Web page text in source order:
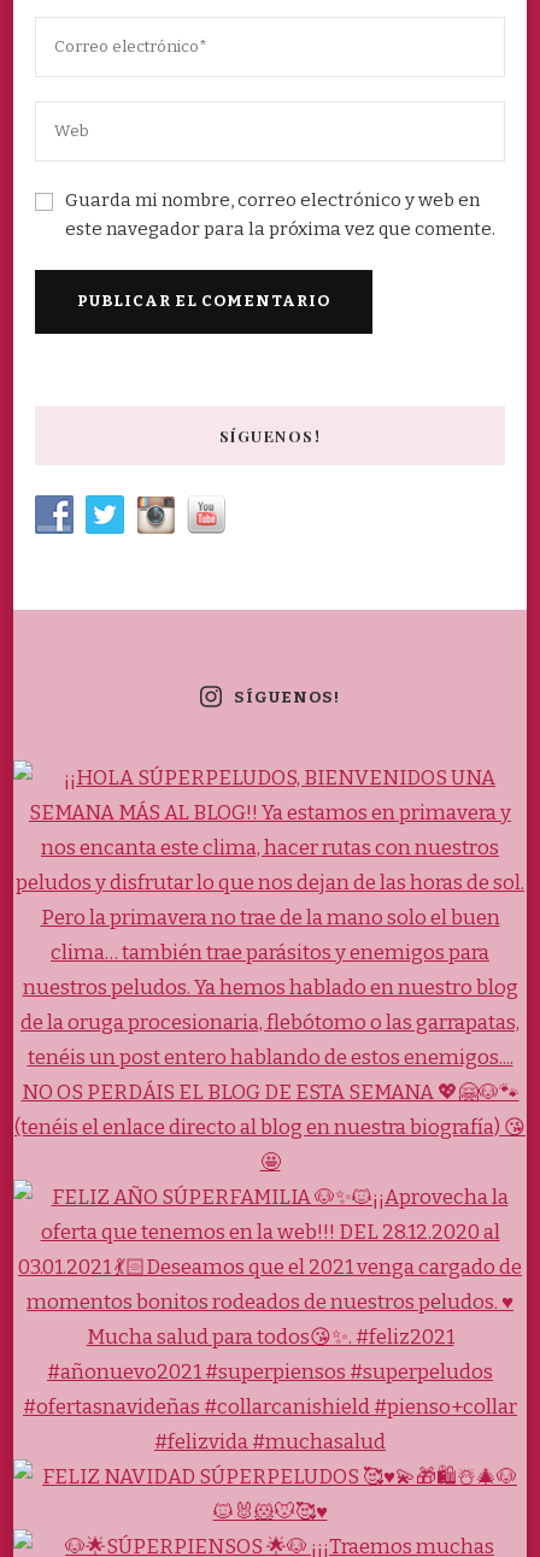
Guarda mi nombre, correo electrónico y web en
este navegador para la próxima vez que comente.
SÍGUENOS!
SÍGUENOS!